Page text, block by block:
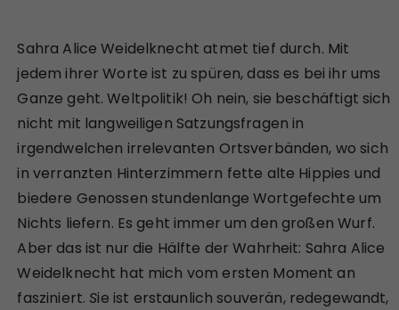
Sahra Alice Weidelknecht atmet tief durch. Mit
jedem ihrer Worte ist zu spüren, dass es bei ihr ums
Ganze geht. Weltpolitik! Oh nein, sie beschäftigt sich
nicht mit langweiligen Satzungsfragen in
irgendwelchen irrelevanten Ortsverbänden, wo sich
in verranzten Hinterzimmern fette alte Hippies und
biedere Genossen stundenlange Wortgefechte um
Nichts liefern. Es geht immer um den großen Wurf.
Aber das ist nur die Hälfte der Wahrheit: Sahra Alice
Weidelknecht hat mich vom ersten Moment an
fasziniert. Sie ist erstaunlich souverän, redegewandt,